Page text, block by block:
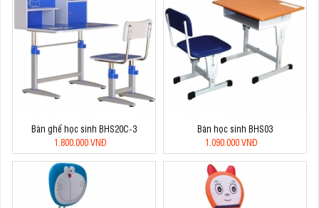
Bàn ghế học sinh BHS20C-3
1.800.000 VNĐ
Bàn học sinh BHS03
1.090.000 VNĐ